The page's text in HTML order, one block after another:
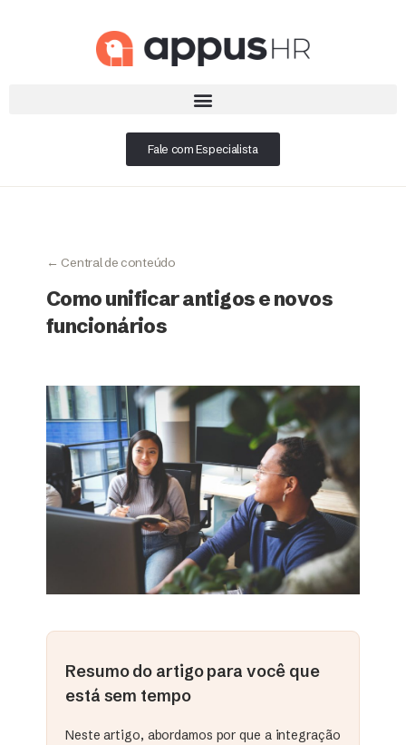
Fale com Especialista
← Central de conteúdo
Como unificar antigos e novos
funcionários
Resumo do artigo para você que
está sem tempo
Neste artigo, abordamos por que a integração